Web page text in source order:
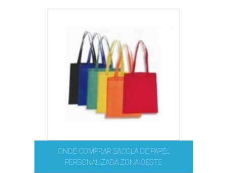
ONDE COMPRAR SACOLA DE PAPEL
PERSONALIZADA ZONA OESTE